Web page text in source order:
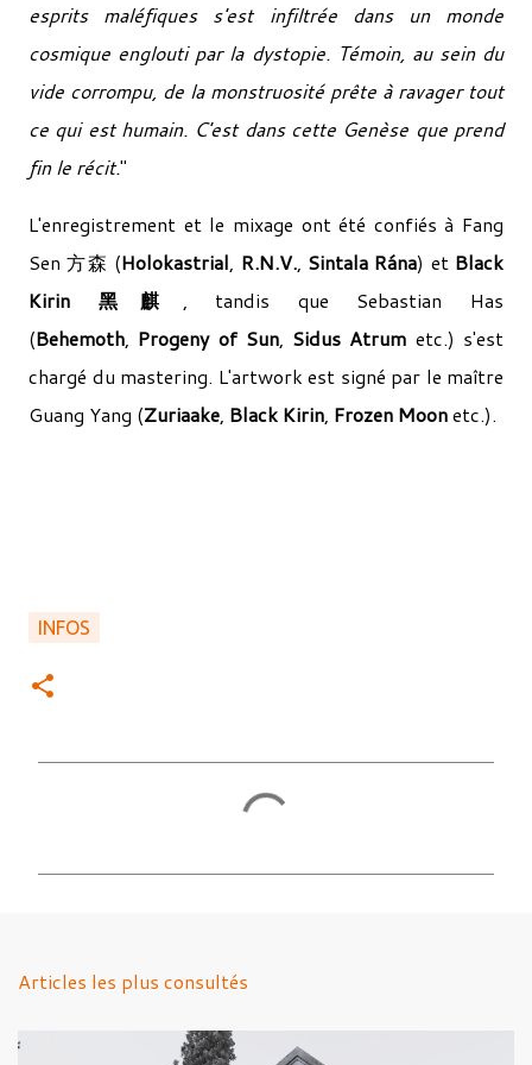
esprits maléfiques s'est infiltrée dans un monde
cosmique englouti par la dystopie. Témoin, au sein du
vide corrompu, de la monstruosité prête à ravager tout
ce qui est humain. C'est dans cette Genèse que prend
fin le récit."
L'enregistrement et le mixage ont été confiés à Fang
Sen 方森 (Holokastrial, R.N.V., Sintala Rána) et Black
Kirin 黑麒 , tandis que Sebastian Has
(Behemoth, Progeny of Sun, Sidus Atrum etc.) s'est
chargé du mastering. L'artwork est signé par le maître
Guang Yang (Zuriaake, Black Kirin, Frozen Moonetc.).
INFOS
Articles les plus consultés